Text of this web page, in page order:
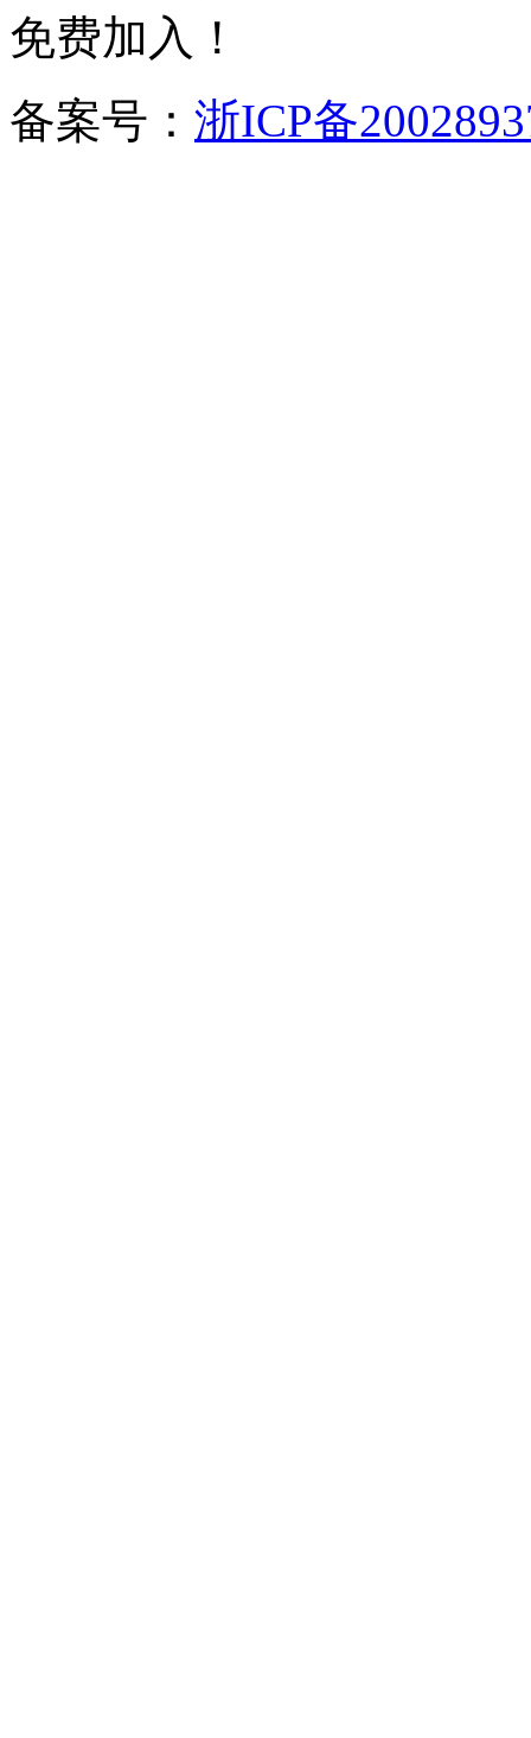
免费加入！
备案号： 浙ICP备